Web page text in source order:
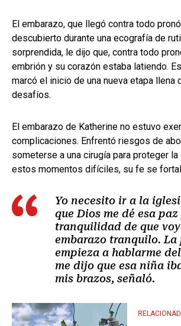
El embarazo, que llegó contra todo
descubierto durante una ecografía de
sorprendida, le dijo que, contra todo
embrión y su corazón estaba latiendo.
marcó el inicio de una nueva etapa llena
desafíos.
El embarazo de Katherine no estuvo
complicaciones. Enfrentó riesgos de
someterse a una cirugía para proteger la
estos momentos difíciles, su fe se
Yo necesito ir a la
que Dios me dé esa paz
tranquilidad de que
embarazo tranquilo. La
empieza a hablarme
me dijo que esa niña
mis brazos, señaló.